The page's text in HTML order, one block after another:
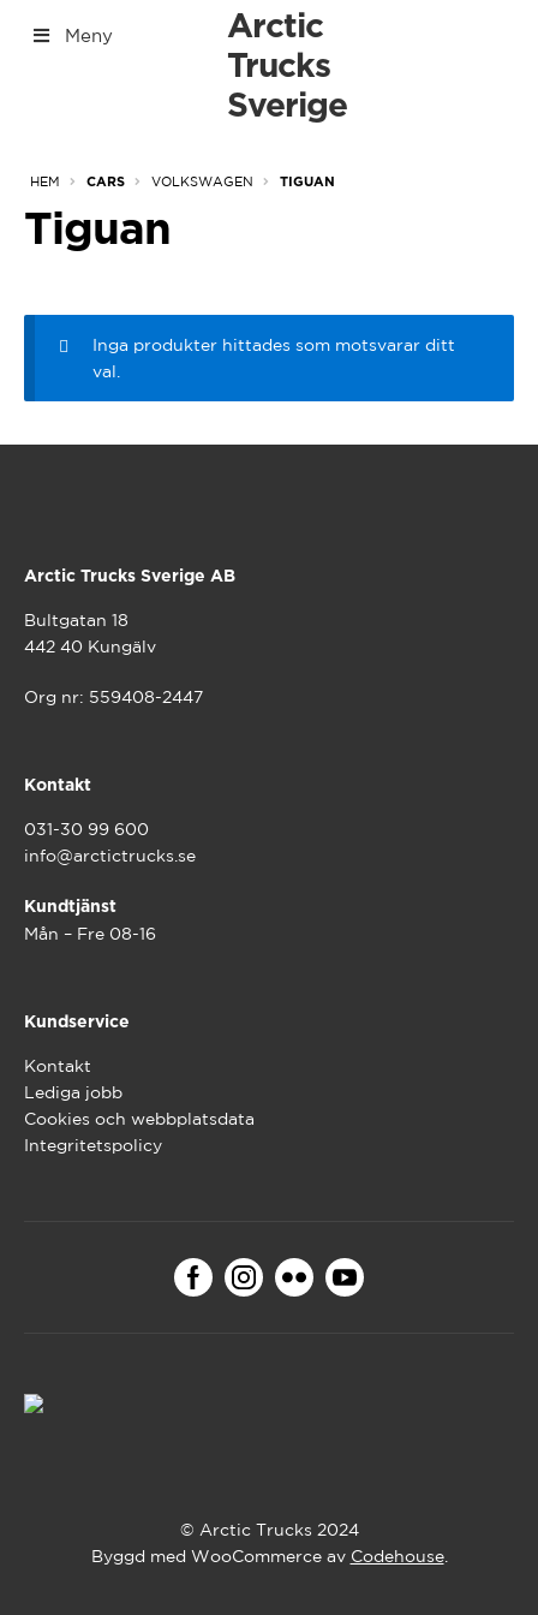
till
till
Arctic
Trucks
Sverige
Meny
HEM CARS VOLKSWAGEN TIGUAN
Tiguan
Inga produkter hittades som motsvarar ditt
val.
Arctic Trucks Sverige AB
Bultgatan 18
442 40 Kungälv
Org nr: 559408-2447
Kontakt
031-30 99 600
info@arctictrucks.se
Kundtjänst
Mån – Fre 08-16
Kundservice
Kontakt
Lediga jobb
Cookies och webbplatsdata
Integritetspolicy
© Arctic Trucks 2024
Byggd med WooCommerce av Codehouse.